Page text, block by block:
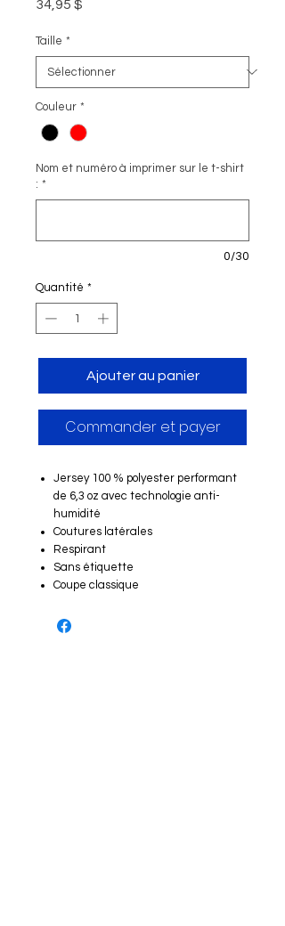
34,95 $
Taille *
Couleur *
Nom et numéro à imprimer sur le t-shirt
: *
0/30
Quantité *
Ajouter au panier
Commander et payer
Jersey 100 % polyester performant
de 6,3 oz avec technologie anti-
humidité
Coutures latérales
Respirant
Sans étiquette
Coupe classique